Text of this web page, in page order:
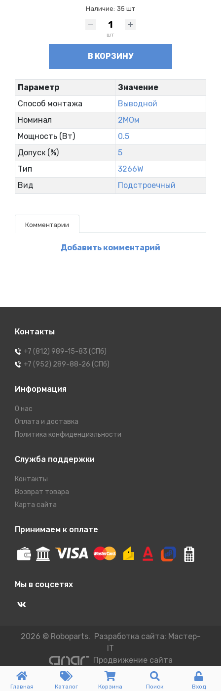
Наличие: 35 шт
шт
В КОРЗИНУ
Параметр
Значение
Способ монтажа
Выводной
Номинал
2МОм
Мощность (Вт)
0.5
Допуск (%)
5
Тип
3266W
Вид
Подстроечный
Комментарии
Добавить комментарий
Главная Каталог Корзина Поиск Вход
Контакты
+7 (812) 989-15-83 (СПб)
+7 (952) 289-88-26 (СПб)
Информация
О нас
Оплата и доставка
Политика конфиденциальности
Служба поддержки
Контакты
Возврат товара
Карта сайта
Принимаем к оплате
Мы в соцсетях
2026 © Roboparts. Разработка сайта: Мастер-
IT
Продвижение сайта